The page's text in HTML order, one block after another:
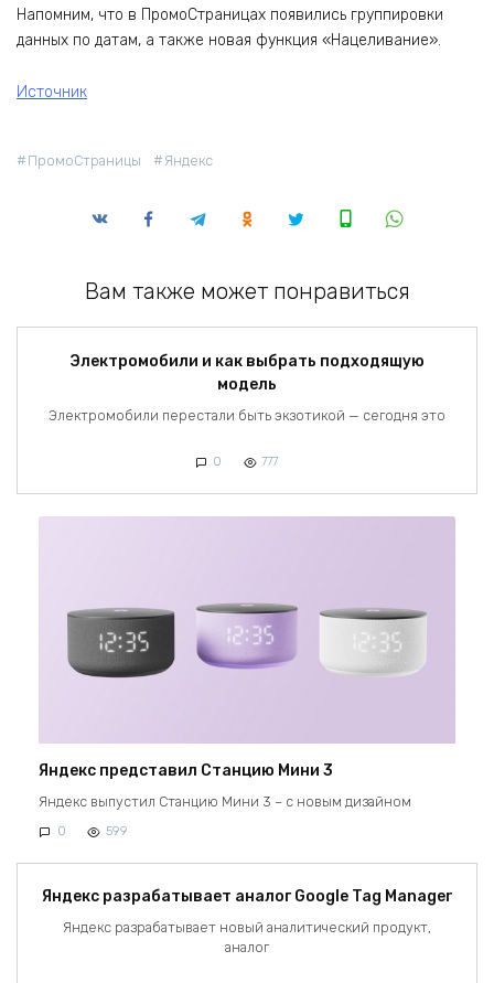
Напомним, что в ПромоСтраницах появились группировки
данных по датам, а также новая функция «Нацеливание».
Источник
ПромоСтраницы Яндекс
Вам также может понравиться
Электромобили и как выбрать подходящую
модель
Электромобили перестали быть экзотикой — сегодня это
0 777
Яндекс представил Станцию Мини 3
Яндекс выпустил Станцию Мини 3 – с новым дизайном
0 599
Яндекс разрабатывает аналог Google Tag Manager
Яндекс разрабатывает новый аналитический продукт,
аналог